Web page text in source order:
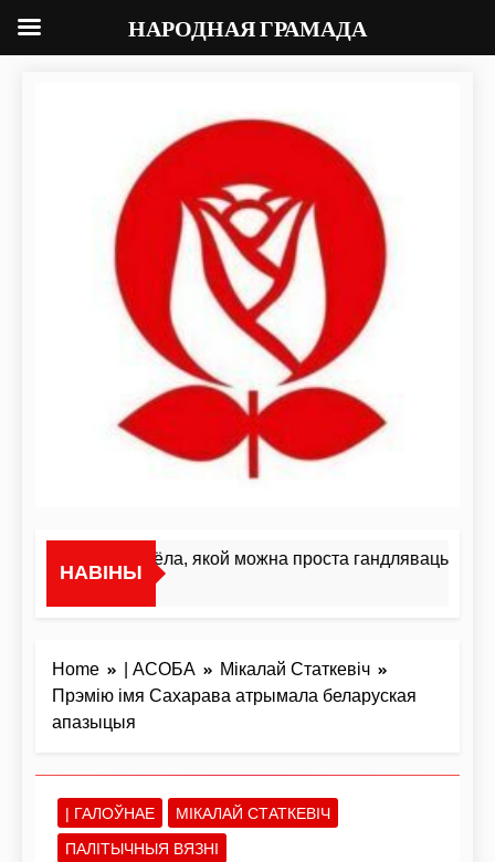
НАВІНЫ
«Я не жывёла, якой можна проста гандляваць»У
Home | АСОБА
Мікалай Статкевіч
Прэмію імя Сахарава атрымала беларуская
апазыцыя
| ГАЛОЎНАЕ
МІКАЛАЙ СТАТКЕВІЧ
ПАЛІТЫЧНЫЯ ВЯЗНІ
НАРОДНАЯ ГРАМАДА